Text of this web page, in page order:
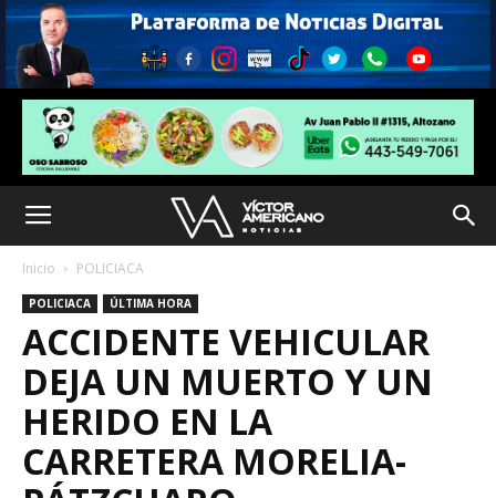
Inicio POLICIACA
POLICIACA ÚLTIMA HORA
ACCIDENTE VEHICULAR
DEJA UN MUERTO Y UN
HERIDO EN LA
CARRETERA MORELIA-